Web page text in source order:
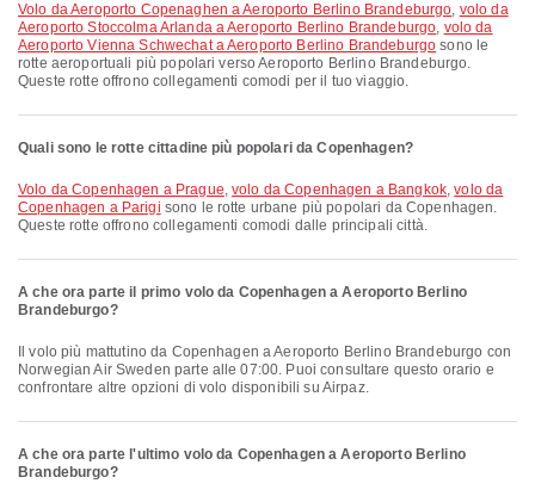
volo da Aeroporto Copenaghen a Aeroporto Berlino Brandeburgo, volo da
Aeroporto Stoccolma Arlanda a Aeroporto Berlino Brandeburgo, volo da
Aeroporto Vienna Schwechat a Aeroporto Berlino Brandeburgo sono le
rotte aeroportuali più popolari verso Aeroporto Berlino Brandeburgo.
Queste rotte offrono collegamenti comodi per il tuo viaggio.
Quali sono le rotte cittadine più popolari da Copenhagen?
volo da Copenhagen a Prague,volo da Copenhagen a Bangkok,volo da
Copenhagen a Parigi sono le rotte urbane più popolari da Copenhagen.
Queste rotte offrono collegamenti comodi dalle principali città.
A che ora parte il primo volo da Copenhagen a Aeroporto Berlino
Brandeburgo?
Norwegian Air Sweden parte alle 07:00. Puoi consultare questo orario e
confrontare altre opzioni di volo disponibili su Airpaz.
A che ora parte l'ultimo volo da Copenhagen a Aeroporto Berlino
Brandeburgo?